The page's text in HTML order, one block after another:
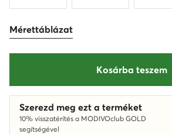
Mérettáblázat
Kosárba teszem
Szerezd meg ezt a terméket
10% visszatérítés a MODIVOclub GOLD
segítségével